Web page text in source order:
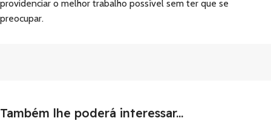
providenciar o melhor trabalho possível sem ter que se
preocupar.
Também lhe poderá interessar...